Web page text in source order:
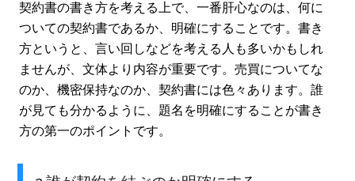
契約書の書き方を考える上で、一番肝心なのは、何に
ついての契約書であるか、明確にすることです。書き
方というと、言い回しなどを考える人も多いかもしれ
ませんが、文体より内容が重要です。売買についてな
のか、機密保持なのか、契約書には色々あります。誰
が見ても分かるように、題名を明確にすることが書き
方の第一のポイントです。